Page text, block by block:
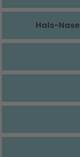
Hals-